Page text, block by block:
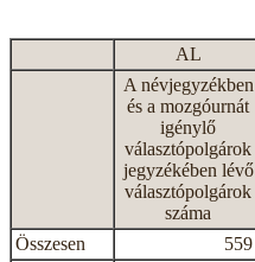
AL
A névjegyzékben
és a mozgóurnát
igénylő
választópolgárok
jegyzékében lévő
választópolgárok
száma
Összesen 559